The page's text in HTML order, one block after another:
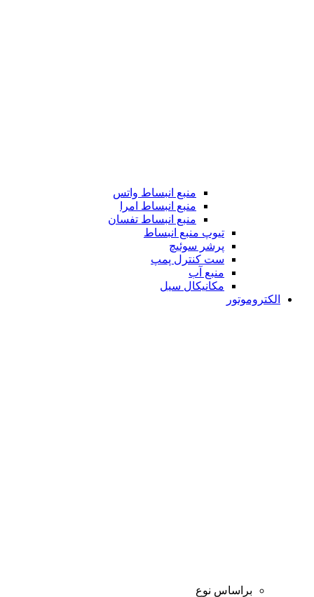
منبع انبساط واتس
منبع انبساط امرا
منبع انبساط تفسان
تیوپ منبع انبساط
پرشر سوئیچ
ست کنترل پمپ
منبع آب
مکانیکال سیل
الکتروموتور
براساس نوع